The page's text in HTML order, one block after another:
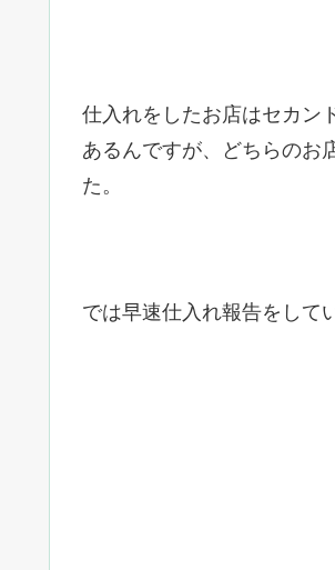
仕入れをしたお店はセカン
あるんですが、どちらのお
た。
では早速仕入れ報告をして